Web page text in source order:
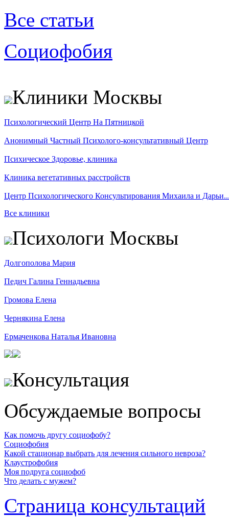
Все статьи
Социофобия
Клиники Москвы
Психологический Центр На Пятницкой
Анонимный Частный Психолого-консультативный Центр
Психическое Здоровье, клиника
Клиника вегетативных расстройств
Центр Психологического Консультирования Михаила и
Все клиники
Психологи Москвы
Долгополова Мария
Педич Галина Геннадьевна
Громова Елена
Чернякина Елена
Ермаченкова Наталья Ивановна
Консультация
Обсуждаемые вопросы
Как помочь другу социофобу?
Социофобия
Какой стационар выбрать для лечения сильного невроза?
Клаустрофобия
Моя подруга социофоб
Что делать с мужем?
Страница консультаций